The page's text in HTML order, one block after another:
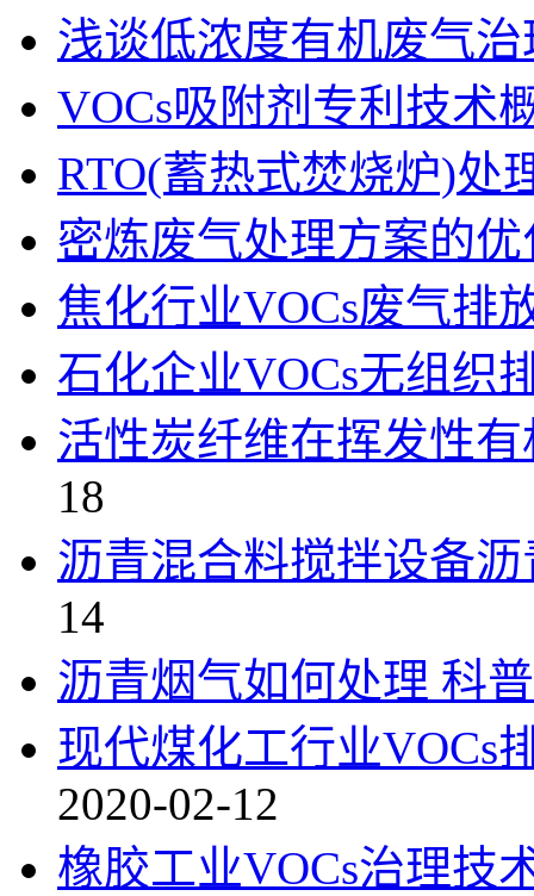
浅谈低浓度有机废气
VOCs吸附剂专利技术
RTO(蓄热式焚烧炉)处
密炼废气处理方案的优
焦化行业VOCs废气排
石化企业VOCs无组织
活性炭纤维在挥发性
18
沥青混合料搅拌设备
14
沥青烟气如何处理 科
现代煤化工行业VOCs
2020-02-12
橡胶工业VOCs治理技